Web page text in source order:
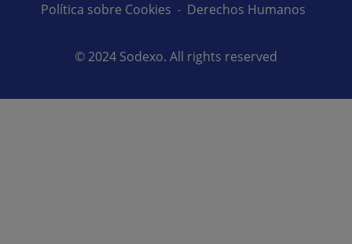
© 2024 Sodexo. All rights reserved
Política sobre Cookies
Derechos Humanos